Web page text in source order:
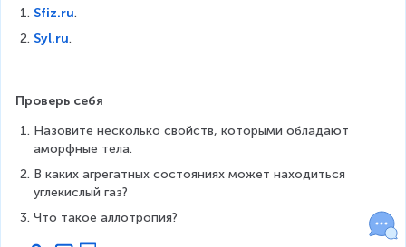
Sfiz.ru.
Syl.ru.
Проверь себя
Назовите несколько свойств, которыми обладают
аморфные тела.
В каких агрегатных состояниях может находиться
углекислый газ?
Что такое аллотропия?